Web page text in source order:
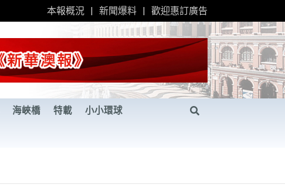
本報概況 新聞爆料 歡迎惠訂廣告
海峽橋 特載 小小環球